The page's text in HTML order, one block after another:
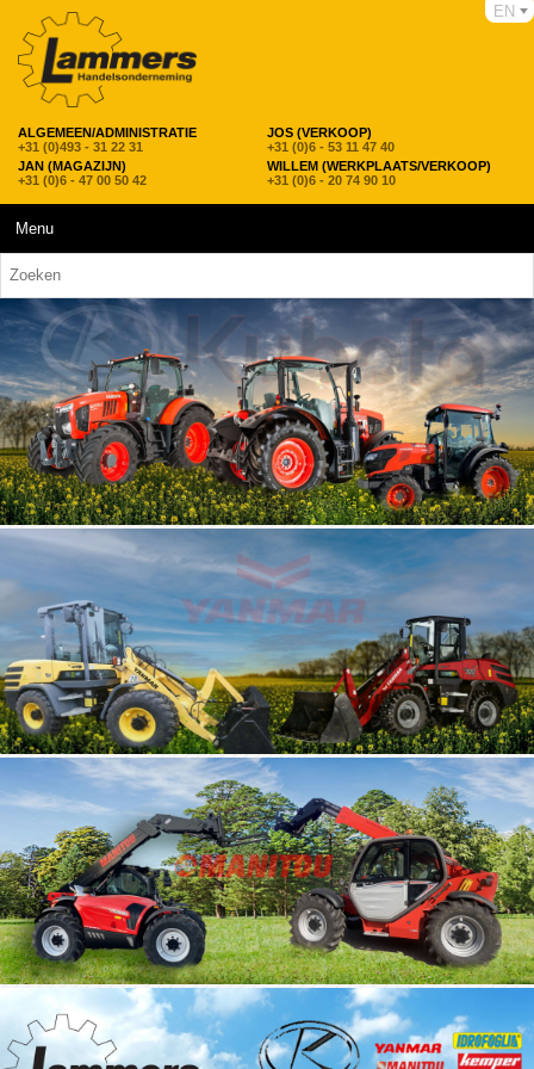
ALGEMEEN/ADMINISTRATIE
+31 (0)493 - 31 22 31
JOS (VERKOOP)
+31 (0)6 - 53 11 47 40
JAN (MAGAZIJN)
+31 (0)6 - 47 00 50 42
WILLEM (WERKPLAATS/VERKOOP)
+31 (0)6 - 20 74 90 10
EN
Menu